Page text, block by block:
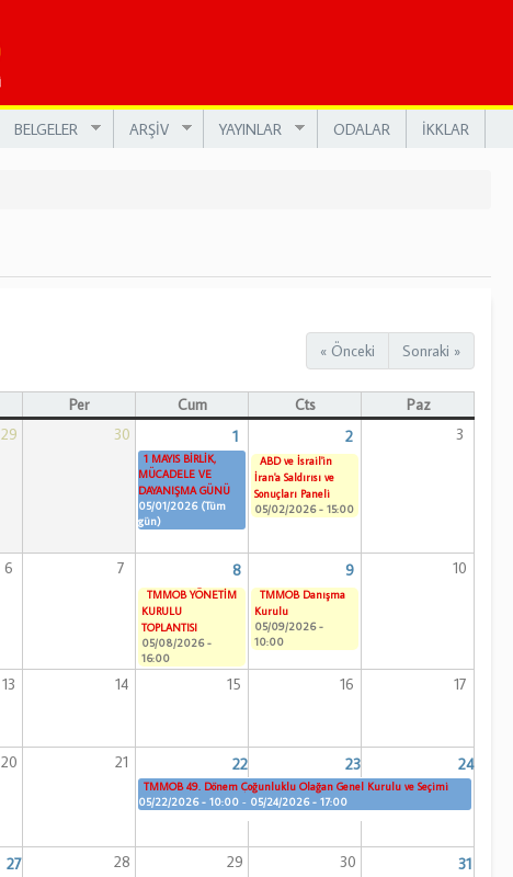
BELGELER ARŞİV YAYINLAR ODALAR İKKLAR
« Önceki Sonraki »
Per Cum Cts
Paz
29 30 1 2 3
1 MAYIS BİRLİK,
MÜCADELE VE
DAYANIŞMA GÜNÜ
05/01/2026 (Tüm
gün)
ABD ve İsrail'in
İran'a Saldırısı ve
Sonuçları Paneli
05/02/2026 - 15:00
6 7 8 9 10
TMMOB YÖNETİM
KURULU
TOPLANTISI
05/08/2026 -
16:00
TMMOB Danışma
Kurulu
05/09/2026 -
10:00
13 14 15 16 17
20 21 22 23 24
TMMOB 49. Dönem Çoğunluklu Olağan Genel Kurulu ve Seçimi
05/22/2026 - 10:00 - 05/24/2026 - 17:00
27 28 29 30 31